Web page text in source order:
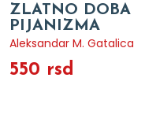
ZLATNO DOBA
PIJANIZMA
Aleksandar M. Gatalica
550 rsd